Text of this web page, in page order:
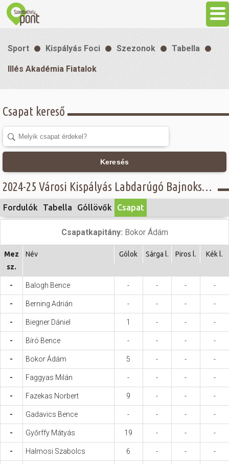
Programok
Gasztronómia
Sport
Szabadidő
Hasznos
Sport Kispályás Foci Szezonok Tabella
Illés Akadémia Fiatalok
Csapat kereső
Keresés
2024-25 Városi Kispályás Labdarúgó Bajnokság - CONOIL csoport - Illés Akadémia Fiatalok
Fordulók Tabella Góllövők Csapat
Csapatkapitány: Bokor Ádám
Mez
sz.
Név Gólok Sárga l. Piros l. Kék l.
- Balogh Bence - - - -
- Berning Adrián - - - -
- Biegner Dániel 1 - - -
- Bíró Bence - - - -
- Bokor Ádám 5 - - -
- Faggyas Milán - - - -
- Fazekas Norbert 9 - - -
- Gadavics Bence - - - -
- Győrffy Mátyás 19 - - -
- Halmosi Szabolcs 6 - - -